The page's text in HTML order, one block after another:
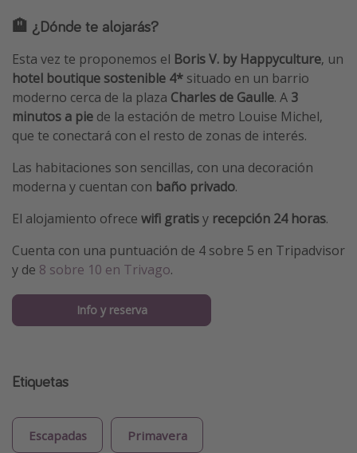
🏨 ¿Dónde te alojarás?
Esta vez te proponemos el Boris V. by Happyculture, un
hotel boutique sostenible 4* situado en un barrio
moderno cerca de la plaza Charles de Gaulle. A 3
minutos a pie de la estación de metro Louise Michel,
que te conectará con el resto de zonas de interés.
Las habitaciones son sencillas, con una decoración
moderna y cuentan con baño privado.
El alojamiento ofrece wifi gratisy recepción 24 horas.
Cuenta con una puntuación de 4 sobre 5 en Tripadvisor
y de 8 sobre 10 en Trivago.
Info y reserva
Etiquetas
Escapadas Primavera